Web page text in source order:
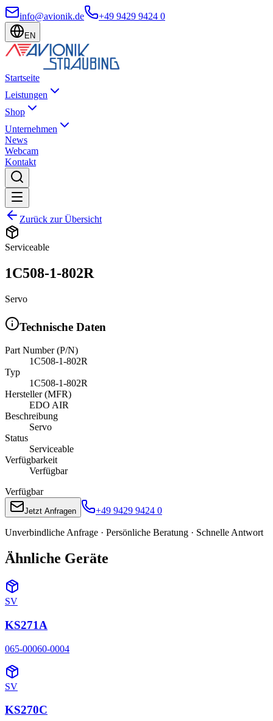
info@avionik.de +49 9429 9424 0
EN
Startseite
Leistungen
Shop
Unternehmen
News
Webcam
Kontakt
Zurück zur Übersicht
Serviceable
1C508-1-802R
Servo
Technische Daten
Part Number (P/N)
1C508-1-802R
Typ
1C508-1-802R
Hersteller (MFR)
EDO AIR
Beschreibung
Servo
Status
Serviceable
Verfügbarkeit
Verfügbar
Verfügbar
Jetzt Anfragen +49 9429 9424 0
Unverbindliche Anfrage · Persönliche Beratung · Schnelle Antwort
Ähnliche Geräte
SV
KS271A
065-00060-0004
SV
KS270C